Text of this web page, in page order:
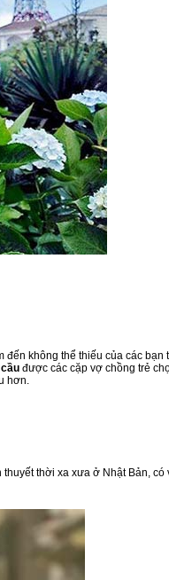
không thể thiếu của các bạn
được các cặp vợ chồng trẻ
hơn.
thời xa xưa ở Nhật Bản, có